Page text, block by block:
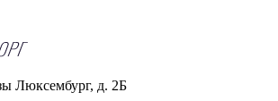
Люксембург, д. 2Б